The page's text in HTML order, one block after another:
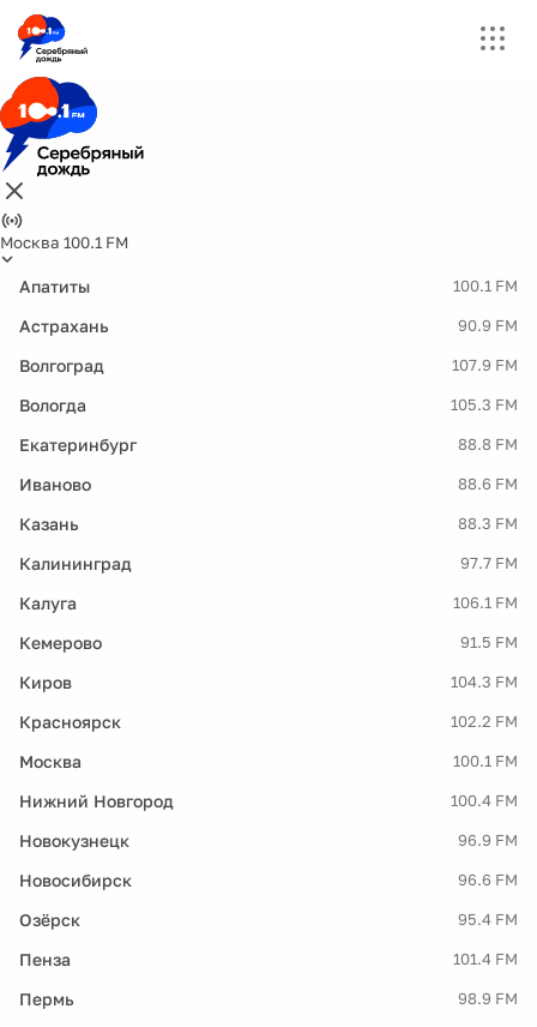
Москва 100.1 FM
Апатиты 100.1 FM
Астрахань 90.9 FM
Волгоград 107.9 FM
Вологда 105.3 FM
Екатеринбург 88.8 FM
Иваново 88.6 FM
Казань 88.3 FM
Калининград 97.7 FM
Калуга 106.1 FM
Кемерово 91.5 FM
Киров 104.3 FM
Красноярск 102.2 FM
Москва 100.1 FM
Нижний Новгород 100.4 FM
Новокузнецк 96.9 FM
Новосибирск 96.6 FM
Озёрск 95.4 FM
Пенза 101.4 FM
Пермь 98.9 FM